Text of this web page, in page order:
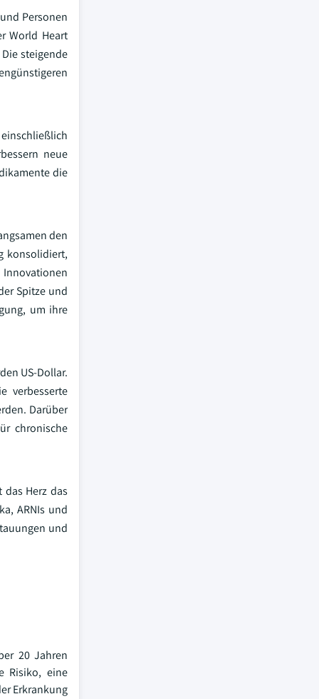
Personen
World Heart
steigende
neue
die
den
konsolidiert,
Spitze und
um ihre
US-Dollar.
verbesserte
Darüber
chronische
Herz das
ARNIs und
und
20 Jahren
Risiko, eine
Erkrankung